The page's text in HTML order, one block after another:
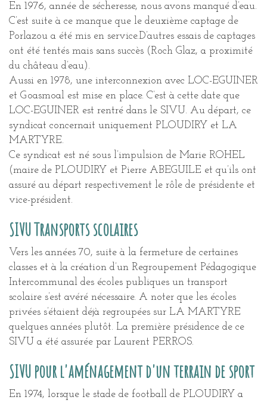
En 1976, année de sécheresse, nous avons manqué d’eau.
C’est suite à ce manque que le deuxième captage de
Porlazou a été mis en service.D’autres essais de captages
ont été tentés mais sans succès (Roch Glaz, a proximité
du château d’eau).
Aussi en 1978, une interconnexion avec LOC-EGUINER
et Goasmoal est mise en place. C’est à cette date que
LOC-EGUINER est rentré dans le SIVU. Au départ, ce
syndicat concernait uniquement PLOUDIRY et LA
MARTYRE.
Ce syndicat est né sous l’impulsion de Marie ROHEL
(maire de PLOUDIRY et Pierre ABEGUILE et qu’ils ont
assuré au départ respectivement le rôle de présidente et
vice-président.
SIVU Transports scolaires
Vers les années 70, suite à la fermeture de certaines
classes et à la création d’un Regroupement Pédagogique
Intercommunal des écoles publiques un transport
scolaire s’est avéré nécessaire. A noter que les écoles
privées s’étaient déjà regroupées sur LA MARTYRE
quelques années plutôt. La première présidence de ce
SIVU a été assurée par Laurent PERROS.
SIVU pour l'aménagement d'un terrain de sport
En 1974, lorsque le stade de football de PLOUDIRY a